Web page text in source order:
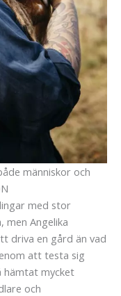
människor och
med stor
men Angelika
driva en gård än vad
att testa sig
hämtat mycket
och